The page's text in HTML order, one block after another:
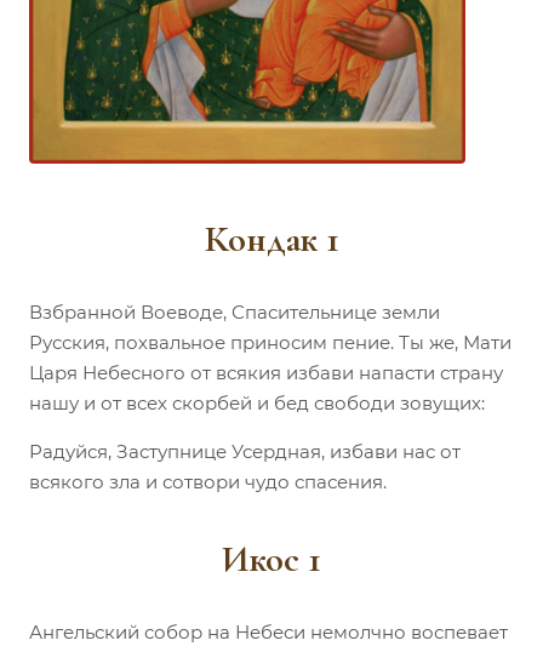
Кондак 1
Взбранной Воеводе, Спасительнице земли
Русския, похвальное приносим пение. Ты же, Мати
Царя Небесного от всякия избави напасти страну
нашу и от всех скорбей и бед свободи зовущих:
Радуйся, Заступнице Усердная, избави нас от
всякого зла и сотвори чудо спасения.
Икос 1
Ангельский собор на Небеси немолчно воспевает